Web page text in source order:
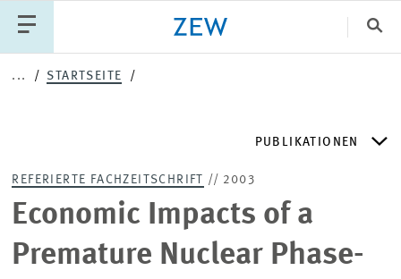
... STARTSEITE
PUBLIKATIONEN
ZEW DISCUSSION PAPERS
ZEW-PERIODIKA
Economic Impacts of a
Premature Nuclear Phase-
REFERIERTE FACHZEITSCHRIFT // 2003